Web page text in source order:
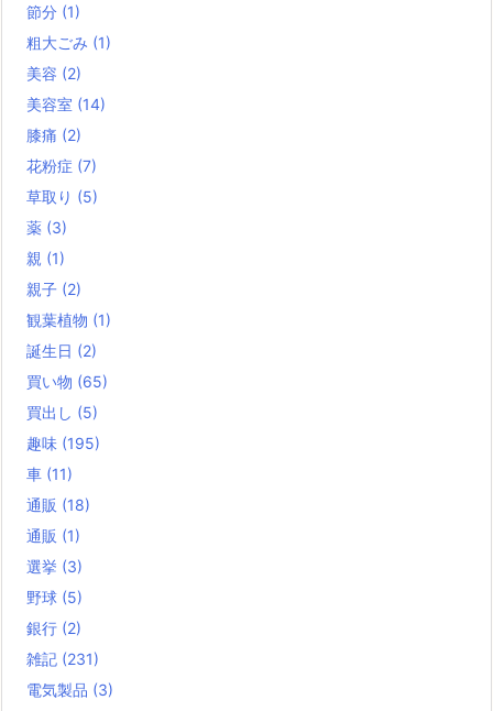
節分 (1)
粗大ごみ (1)
美容 (2)
美容室 (14)
膝痛 (2)
花粉症 (7)
草取り (5)
薬 (3)
親 (1)
親子 (2)
観葉植物 (1)
誕生日 (2)
買い物 (65)
買出し (5)
趣味 (195)
車 (11)
通販 (18)
通販 (1)
選挙 (3)
野球 (5)
銀行 (2)
雑記 (231)
電気製品 (3)